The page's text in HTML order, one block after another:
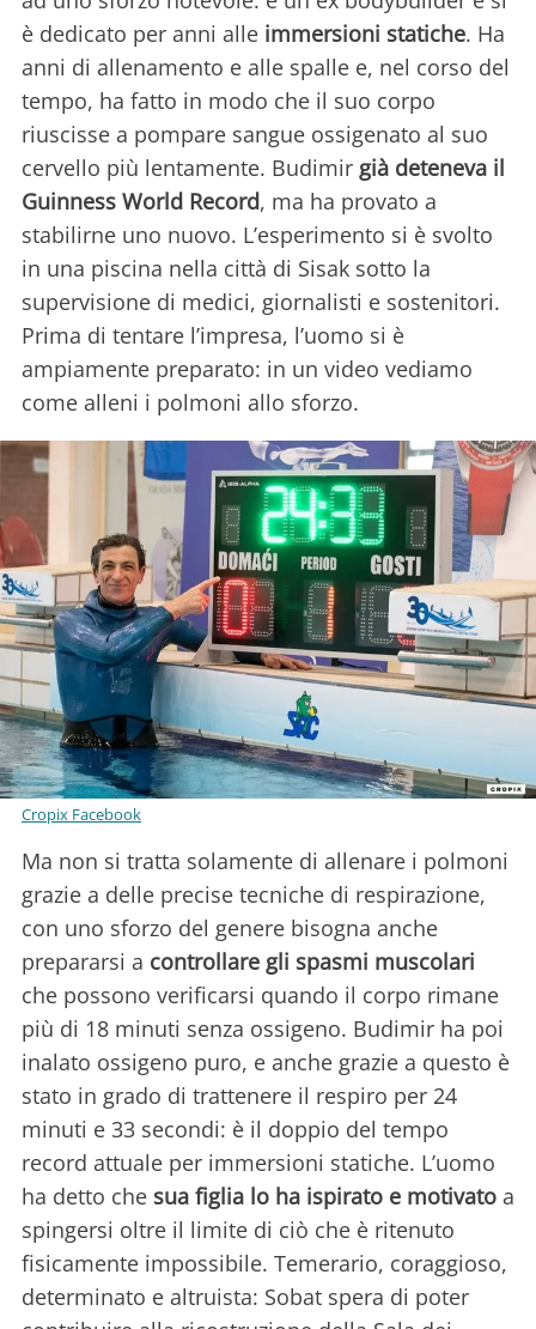
è dedicato per anni alle immersioni statiche. Ha
anni di allenamento e alle spalle e, nel corso del
tempo, ha fatto in modo che il suo corpo
riuscisse a pompare sangue ossigenato al suo
cervello più lentamente. Budimir già deteneva il
Guinness World Record, ma ha provato a
stabilirne uno nuovo. L’esperimento si è svolto
in una piscina nella città di Sisak sotto la
supervisione di medici, giornalisti e sostenitori.
Prima di tentare l’impresa, l’uomo si è
ampiamente preparato: in un video vediamo
come alleni i polmoni allo sforzo.
Cropix Facebook
Ma non si tratta solamente di allenare i polmoni
grazie a delle precise tecniche di respirazione,
con uno sforzo del genere bisogna anche
prepararsi a controllare gli spasmi muscolari
che possono verificarsi quando il corpo rimane
più di 18 minuti senza ossigeno. Budimir ha poi
inalato ossigeno puro, e anche grazie a questo è
stato in grado di trattenere il respiro per 24
minuti e 33 secondi: è il doppio del tempo
record attuale per immersioni statiche. L’uomo
ha detto che sua figlia lo ha ispirato e motivato a
spingersi oltre il limite di ciò che è ritenuto
fisicamente impossibile. Temerario, coraggioso,
determinato e altruista: Sobat spera di poter